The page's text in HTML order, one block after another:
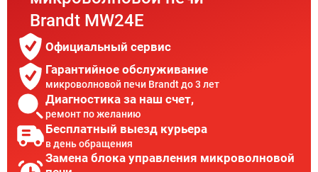
Brandt MW24E
Официальный сервис
Гарантийное обслуживание
микроволновой печи Brandt до 3 лет
Диагностика за наш счет,
ремонт по желанию
Бесплатный выезд курьера
в день обращения
Замена блока управления микроволновой